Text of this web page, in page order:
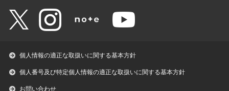
個人情報の適正な取扱いに関する基本方針
個人番号及び特定個人情報の適正な取扱いに関する基本方針
お問い合わせ